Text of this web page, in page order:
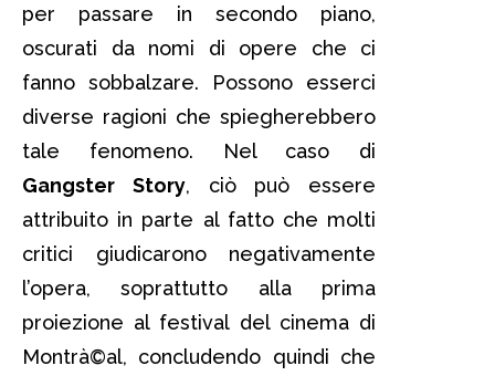
per passare in secondo piano,
oscurati da nomi di opere che ci
fanno sobbalzare. Possono esserci
diverse ragioni che spiegherebbero
tale fenomeno. Nel caso di
Gangster Story, ciò può essere
attribuito in parte al fatto che molti
critici giudicarono negativamente
l’opera, soprattutto alla prima
proiezione al festival del cinema di
Montrà©al, concludendo quindi che